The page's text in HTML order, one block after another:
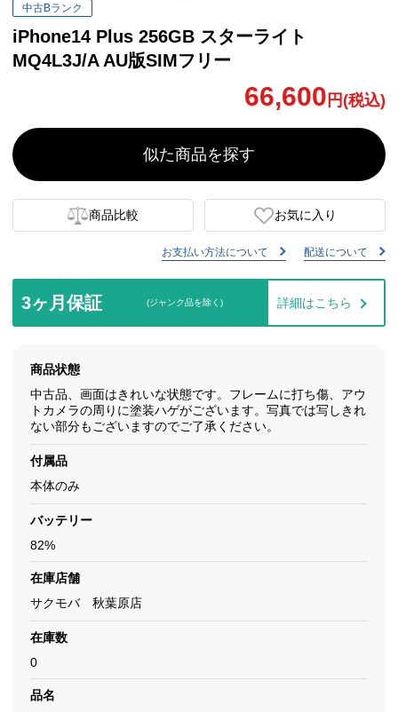
中古Bランク
iPhone14 Plus 256GB スターライト
MQ4L3J/A AU版SIMフリー
66,600 円(税込)
似た商品を探す
商品比較 お気に入り
お支払い方法について 配送について
3ヶ月保証 (ジャンク品を除く) 詳細はこちら
商品状態
中古品、画面はきれいな状態です。フレームに打ち傷、アウ
トカメラの周りに塗装ハゲがございます。写真では写しきれ
ない部分もございますのでご了承ください。
付属品
本体のみ
バッテリー
82%
在庫店舗
サクモバ 秋葉原店
在庫数
0
品名